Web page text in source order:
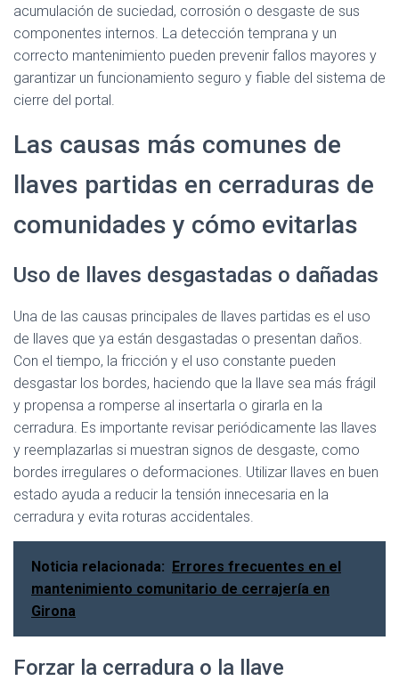
acumulación de suciedad, corrosión o desgaste de sus
componentes internos. La detección temprana y un
correcto mantenimiento pueden prevenir fallos mayores y
garantizar un funcionamiento seguro y fiable del sistema de
cierre del portal.
Las causas más comunes de
llaves partidas en cerraduras de
comunidades y cómo evitarlas
Uso de llaves desgastadas o dañadas
Una de las causas principales de llaves partidas es el uso
de llaves que ya están desgastadas o presentan daños.
Con el tiempo, la fricción y el uso constante pueden
desgastar los bordes, haciendo que la llave sea más frágil
y propensa a romperse al insertarla o girarla en la
cerradura. Es importante revisar periódicamente las llaves
y reemplazarlas si muestran signos de desgaste, como
bordes irregulares o deformaciones. Utilizar llaves en buen
estado ayuda a reducir la tensión innecesaria en la
cerradura y evita roturas accidentales.
Noticia relacionada: Errores frecuentes en el
mantenimiento comunitario de cerrajería en
Girona
Forzar la cerradura o la llave